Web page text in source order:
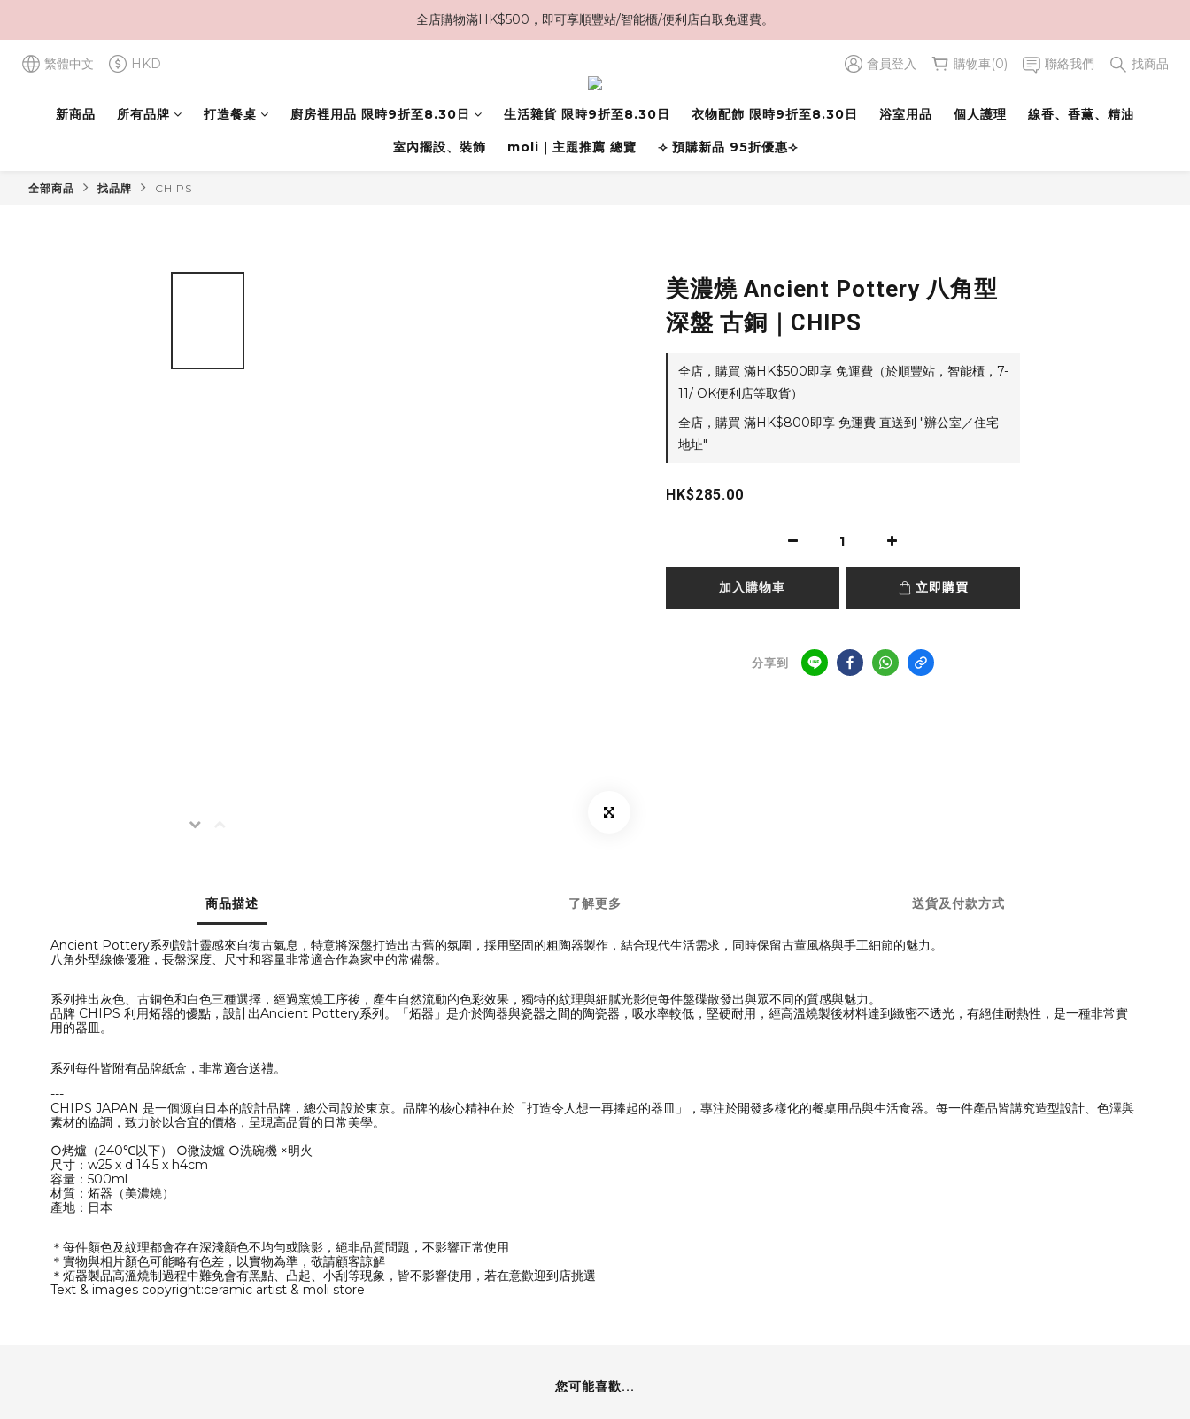
全店購物滿HK$500，即可享順豐站/智能櫃/便利店自取免運費。
繁體中文 HKD 會員登入 購物車(0) 聯絡我們 找商品
新商品 所有品牌 打造餐桌 廚房裡用品 限時9折至8.30日 生活雜貨 限時9折至8.30日 衣物配飾 限時9折至8.30日 浴室用品 個人護理 線香、香薫、精油
室內擺設、裝飾 moli｜主題推薦 總覽 ⟢ 預購新品 95折優惠⟢
全部商品 找品牌 CHIPS
美濃燒 Ancient Pottery 八角型
深盤 古銅｜CHIPS
全店，購買 滿HK$500即享 免運費（於順豐站，智能櫃，7-
11/ OK便利店等取貨）
全店，購買 滿HK$800即享 免運費 直送到 "辦公室／住宅
地址"
HK$285.00
加入購物車 立即購買
分享到
商品描述 了解更多 送貨及付款方式
Ancient Pottery系列設計靈感來自復古氣息，特意將深盤打造出古舊的氛圍，採用堅固的粗陶器製作，結合現代生活需求，同時保留古董風格與手工細節的魅力。
八角外型線條優雅，長盤深度、尺寸和容量非常適合作為家中的常備盤。
系列推出灰色、古銅色和白色三種選擇，經過窯燒工序後，產生自然流動的色彩效果，獨特的紋理與細膩光影使每件盤碟散發出與眾不同的質感與魅力。
品牌 CHIPS 利用炻器的優點，設計出Ancient Pottery系列。「炻器」是介於陶器與瓷器之間的陶瓷器，吸水率較低，堅硬耐用，經高溫燒製後材料達到緻密不透光，有絕佳耐熱性，是一種非常實
用的器皿。
系列每件皆附有品牌紙盒，非常適合送禮。
---
CHIPS JAPAN 是一個源自日本的設計品牌，總公司設於東京。品牌的核心精神在於「打造令人想一再捧起的器皿」，專注於開發多樣化的餐桌用品與生活食器。每一件產品皆講究造型設計、色澤與
素材的協調，致力於以合宜的價格，呈現高品質的日常美學。
○烤爐（240℃以下） ○微波爐 ○洗碗機 ×明火
尺寸：w25 x d 14.5 x h4cm
容量：500ml
材質：炻器（美濃燒）
產地：日本
＊每件顏色及紋理都會存在深淺顏色不均勻或陰影，絕非品質問題，不影響正常使用
＊實物與相片顏色可能略有色差，以實物為準，敬請顧客諒解
＊炻器製品高溫燒制過程中難免會有黑點、凸起、小刮等現象，皆不影響使用，若在意歡迎到店挑選
Text & images copyright:ceramic artist & moli store
您可能喜歡...
立即購買